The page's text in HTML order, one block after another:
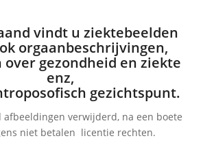
vindt u ziektebeelden
orgaanbeschrijvingen,
gezondheid en ziekte
enz,
gezichtspunt.
afbeeldingen verwijderd, na een boete
niet betalen licentie rechten.